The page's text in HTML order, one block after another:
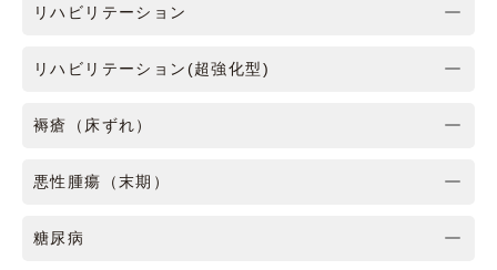
リハビリテーション
リハビリテーション(超強化型)
褥瘡（床ずれ）
悪性腫瘍（末期）
糖尿病